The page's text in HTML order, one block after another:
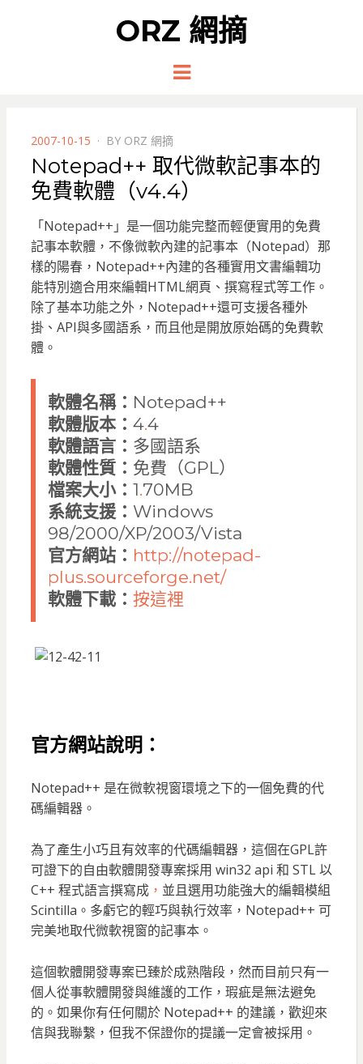
ORZ 網摘
Menu
POSTED
ON
2007-10-15 BY ORZ 網摘
Notepad++ 取代微軟記事本的
免費軟體（v4.4）
「Notepad++」是一個功能完整而輕便實用的免費
記事本軟體，不像微軟內建的記事本（Notepad）那
樣的陽春，Notepad++內建的各種實用文書編輯功
能特別適合用來編輯HTML網頁、撰寫程式等工作。
除了基本功能之外，Notepad++還可支援各種外
掛、API與多國語系，而且他是開放原始碼的免費軟
體。
軟體名稱： Notepad++
軟體版本： 4.4
軟體語言： 多國語系
軟體性質： 免費（GPL）
檔案大小： 1.70MB
系統支援： Windows
98/2000/XP/2003/Vista
官方網站： http://notepad-
plus.sourceforge.net/
軟體下載： 按這裡
官方網站說明：
Notepad++ 是在微軟視窗環境之下的一個免費的代
碼編輯器。
為了產生小巧且有效率的代碼編輯器，這個在GPL許
可證下的自由軟體開發專案採用 win32 api 和 STL 以
C++ 程式語言撰寫成， 並且選用功能強大的編輯模組
Scintilla。多虧它的輕巧與執行效率，Notepad++ 可
完美地取代微軟視窗的記事本。
這個軟體開發專案已臻於成熟階段，然而目前只有一
個人從事軟體開發與維護的工作，瑕疵是無法避免
的。如果你有任何關於 Notepad++ 的建議，歡迎來
信與我聯繫，但我不保證你的提議一定會被採用。